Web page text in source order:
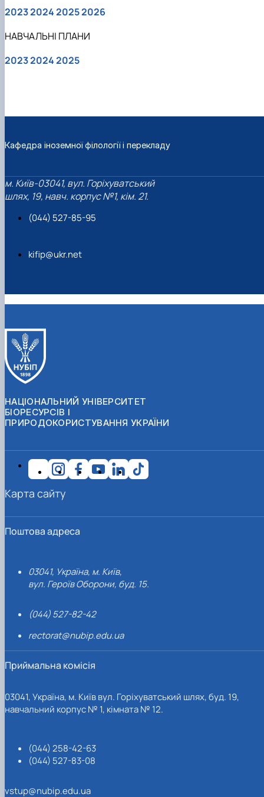
2023202420252026
НАВЧАЛЬНІ ПЛАНИ
202320242025
Кафедра іноземної філології і перекладу
м. Київ-03041, вул. Горіхуватський
шлях, 19, навч. корпус №1, кім. 21.
(044) 527-85-95
kifip@ukr.net
НАЦІОНАЛЬНИЙ УНІВЕРСИТЕТ
БІОРЕСУРСІВ І
ПРИРОДОКОРИСТУВАННЯ УКРАЇНИ
Поштова адреса
03041, Україна, м. Київ,
вул. Героїв Оборони, буд. 15.
(044) 527-82-42
rectorat@nubip.edu.ua
Приймальна комісія
03041, Україна, м. Київ вул. Горіхуватський шлях, буд. 19,
навчальний корпус № 1, кімната № 12.
(044) 258-42-63
(044) 527-83-08
vstup@nubip.edu.ua
Карта сайту